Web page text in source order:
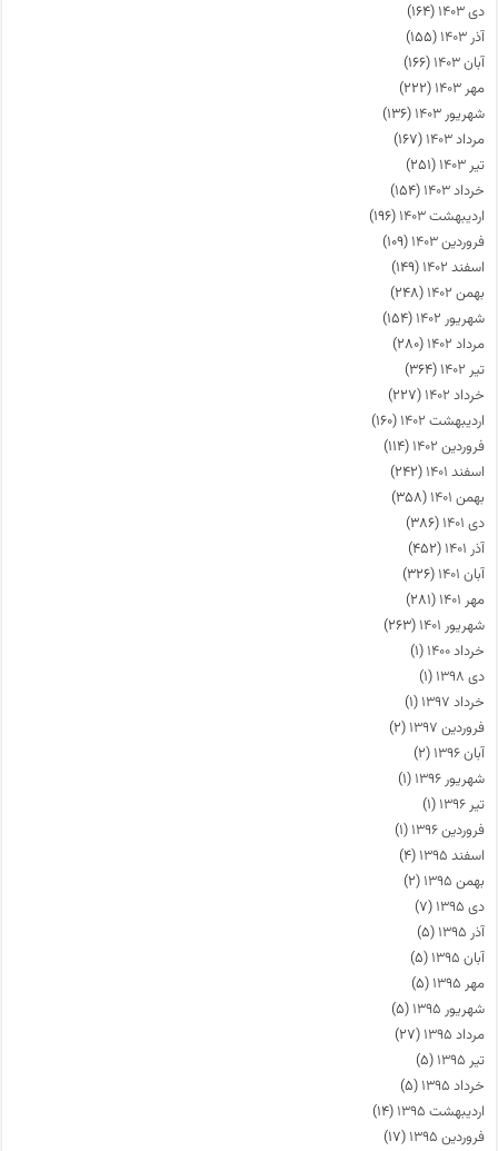
دی ۱۴۰۳
(۱۶۴)
آذر ۱۴۰۳
(۱۵۵)
آبان ۱۴۰۳
(۱۶۶)
مهر ۱۴۰۳
(۲۲۲)
شهریور ۱۴۰۳
(۱۳۶)
مرداد ۱۴۰۳
(۱۶۷)
تیر ۱۴۰۳
(۲۵۱)
خرداد ۱۴۰۳
(۱۵۴)
اردیبهشت ۱۴۰۳
(۱۹۶)
فروردین ۱۴۰۳
(۱۰۹)
اسفند ۱۴۰۲
(۱۴۹)
بهمن ۱۴۰۲
(۲۴۸)
شهریور ۱۴۰۲
(۱۵۴)
مرداد ۱۴۰۲
(۲۸۰)
تیر ۱۴۰۲
(۳۶۴)
خرداد ۱۴۰۲
(۲۲۷)
اردیبهشت ۱۴۰۲
(۱۶۰)
فروردین ۱۴۰۲
(۱۱۴)
اسفند ۱۴۰۱
(۲۴۲)
بهمن ۱۴۰۱
(۳۵۸)
دی ۱۴۰۱
(۳۸۶)
آذر ۱۴۰۱
(۴۵۲)
آبان ۱۴۰۱
(۳۲۶)
مهر ۱۴۰۱
(۲۸۱)
شهریور ۱۴۰۱
(۲۶۳)
خرداد ۱۴۰۰
(۱)
دی ۱۳۹۸
(۱)
خرداد ۱۳۹۷
(۱)
فروردین ۱۳۹۷
(۲)
آبان ۱۳۹۶
(۲)
شهریور ۱۳۹۶
(۱)
تیر ۱۳۹۶
(۱)
فروردین ۱۳۹۶
(۱)
اسفند ۱۳۹۵
(۴)
بهمن ۱۳۹۵
(۲)
دی ۱۳۹۵
(۷)
آذر ۱۳۹۵
(۵)
آبان ۱۳۹۵
(۵)
مهر ۱۳۹۵
(۵)
شهریور ۱۳۹۵
(۵)
مرداد ۱۳۹۵
(۲۷)
تیر ۱۳۹۵
(۵)
خرداد ۱۳۹۵
(۵)
اردیبهشت ۱۳۹۵
(۱۴)
فروردین ۱۳۹۵
(۱۷)